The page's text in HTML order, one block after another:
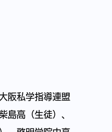
阪私学指導連盟
島高（生徒）、